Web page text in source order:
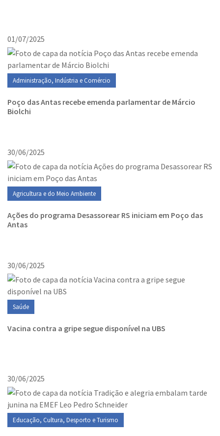
01/07/2025
Administração, Indústria e Comércio
Poço das Antas recebe emenda parlamentar de Márcio
Biolchi
30/06/2025
Agricultura e do Meio Ambiente
Ações do programa Desassorear RS iniciam em Poço das
Antas
30/06/2025
Saúde
Vacina contra a gripe segue disponível na UBS
30/06/2025
Educação, Cultura, Desporto e Turismo